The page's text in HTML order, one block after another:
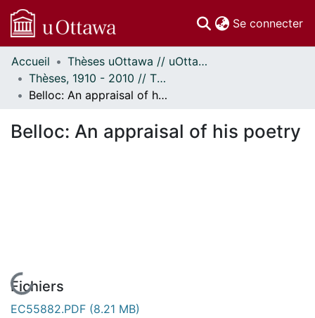
Se connecter
Communautés
et collections
Parcourir
À propos
Accueil
Thèses uOttawa // uOttawa Theses
Thèses, 1910 - 2010 // Theses, 1910 - 2010
Belloc: An appraisal of his poetry
Belloc: An appraisal of his poetry
En cours de chargement...
Fichiers
EC55882.PDF (8.21 MB)